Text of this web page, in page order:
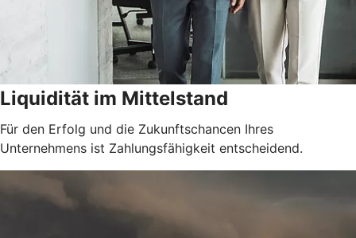
Liquidität im Mittelstand
Für den Erfolg und die Zukunftschancen Ihres
Unternehmens ist Zahlungsfähigkeit entscheidend.